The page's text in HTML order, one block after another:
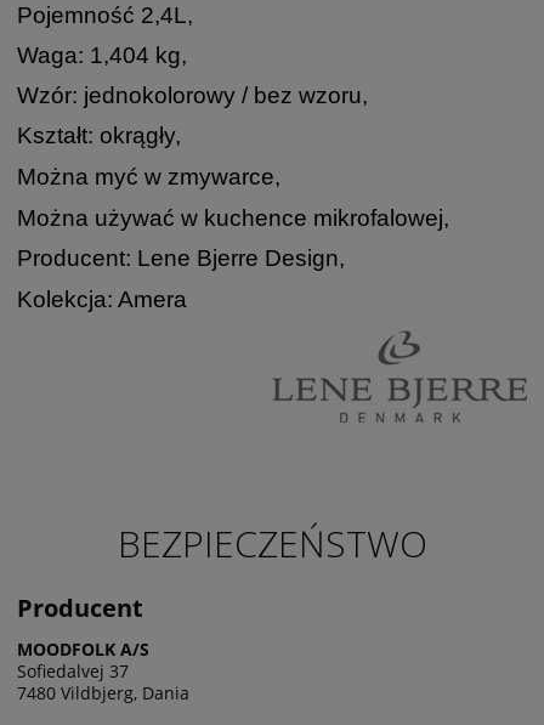
Pojemność 2,4L,
Waga: 1,404 kg,
Wzór: jednokolorowy / bez wzoru,
Kształt: okrągły,
Można myć w zmywarce,
Można używać w kuchence mikrofalowej,
Producent: Lene Bjerre Design,
Kolekcja: Amera
BEZPIECZEŃSTWO
Producent
MOODFOLK A/S
Sofiedalvej 37
7480 Vildbjerg, Dania